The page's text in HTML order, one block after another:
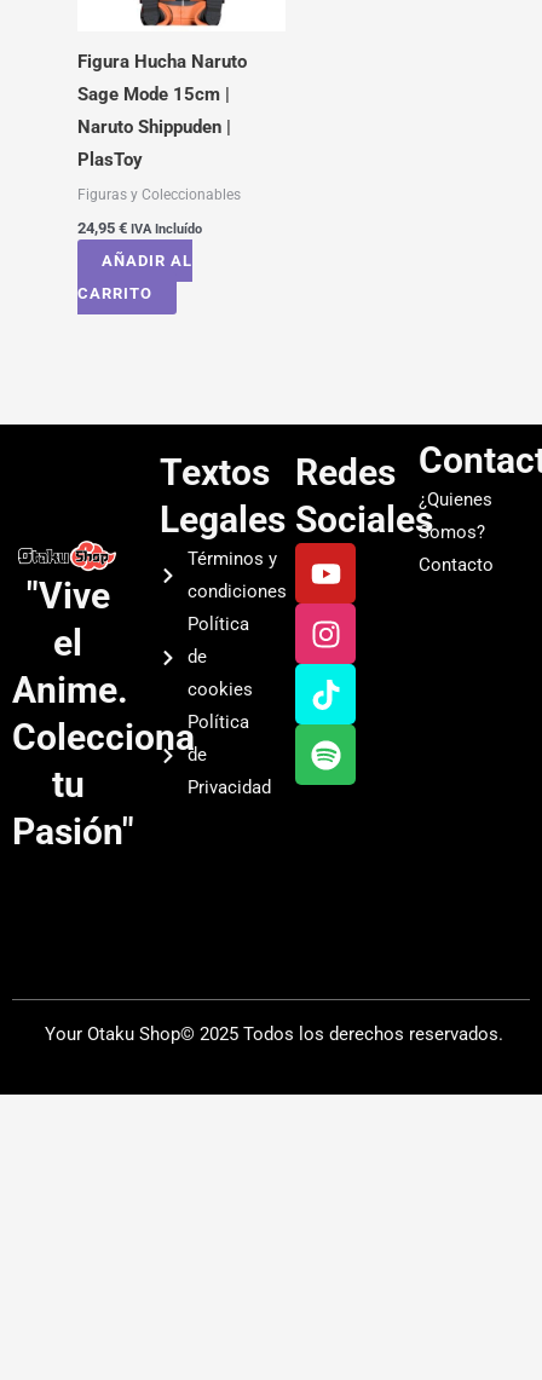
Figura Hucha Naruto
Sage Mode 15cm |
Naruto Shippuden |
PlasToy
Figuras y Coleccionables
24,95 € IVA Incluído
AÑADIR AL
CARRITO
"Vive
el
Anime.
Colecciona
tu
Pasión"
Textos
Legales
Términos y
condiciones
Política
de
cookies
Política
de
Privacidad
Redes
Sociales
Y
o
u
t
u
b
e
I
n
s
t
a
g
r
a
T
i
k
t
o
k
S
p
o
t
i
f
y
¿Quienes
Somos?
Contacto
Your Otaku Shop© 2025 Todos los derechos reservados.